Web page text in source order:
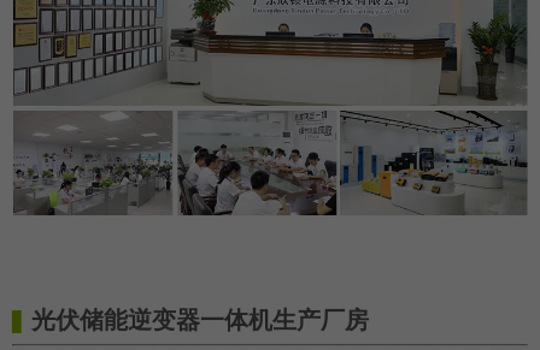
光伏储能逆变器一体机生产厂房